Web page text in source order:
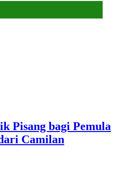
Pisang bagi Pemula
Camilan